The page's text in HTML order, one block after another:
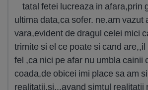
tatal fetei lucreaza in afara,prin
ultima data,ca sofer. ne.am vazut
vara,evident de dragul celei mici
trimite si el ce poate si cand
fel ,ca nici pe afar nu umbla cainii
coada,de obicei imi place sa am
realitatii,si...avand simtul realitatii